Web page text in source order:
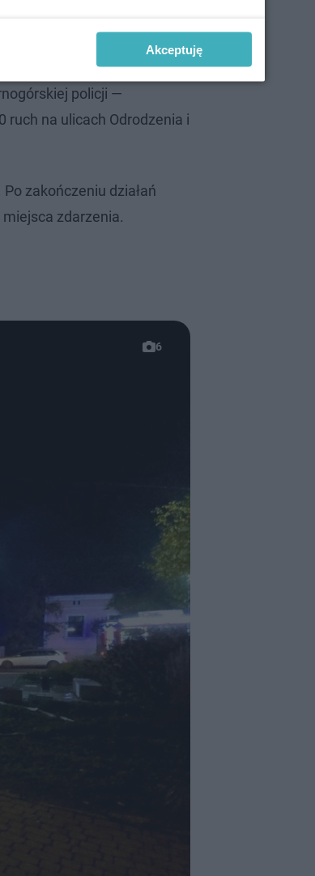
prowadziła objazdy i
policji —
ruch na ulicach Odrodzenia i
zakończeniu działań
zdarzenia.
6
Akceptuję